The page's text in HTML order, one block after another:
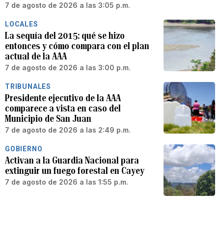
7 de agosto de 2026 a las 3:05 p.m.
LOCALES
La sequía del 2015: qué se hizo
entonces y cómo compara con el plan
actual de la AAA
7 de agosto de 2026 a las 3:00 p.m.
TRIBUNALES
Presidente ejecutivo de la AAA
comparece a vista en caso del
Municipio de San Juan
7 de agosto de 2026 a las 2:49 p.m.
GOBIERNO
Activan a la Guardia Nacional para
extinguir un fuego forestal en Cayey
7 de agosto de 2026 a las 1:55 p.m.